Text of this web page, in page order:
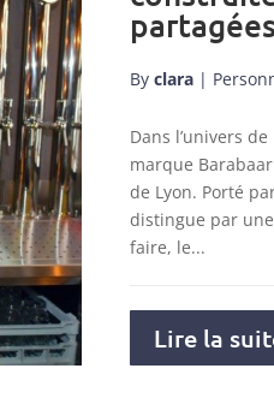
partagées
By clara |
Dans l’univers
marque
de Lyon. Porté
distingue par
faire, le...
Lire la